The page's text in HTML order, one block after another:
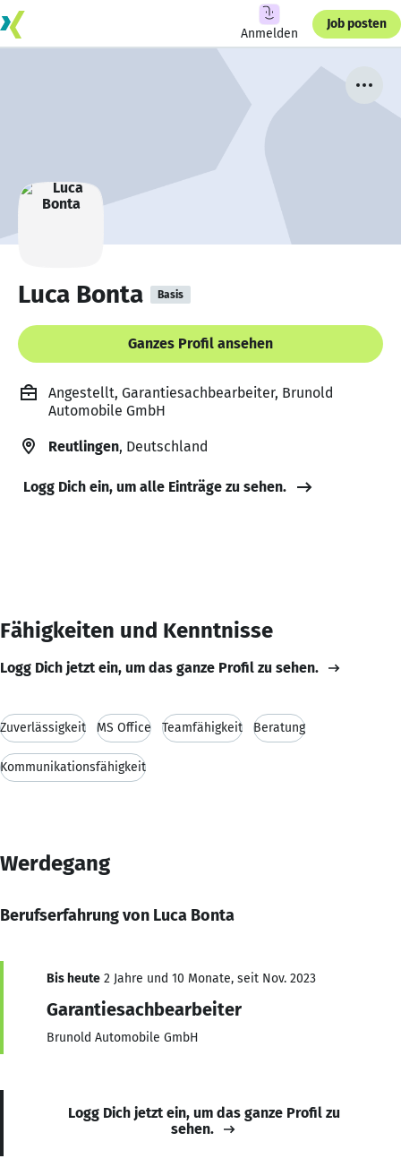
Anmelden
Job posten
Luca Bonta Basis
Ganzes Profil ansehen
Angestellt, Garantiesachbearbeiter, Brunold
Automobile GmbH
Reutlingen, Deutschland
Logg Dich ein, um alle Einträge zu sehen.
Fähigkeiten und Kenntnisse
Logg Dich jetzt ein, um das ganze Profil zu sehen.
Zuverlässigkeit MS Office Teamfähigkeit Beratung
Kommunikationsfähigkeit
Werdegang
Berufserfahrung von Luca Bonta
Bis heute 2 Jahre und 10 Monate, seit Nov. 2023
Garantiesachbearbeiter
Brunold Automobile GmbH
Logg Dich jetzt ein, um das ganze Profil zu
sehen.